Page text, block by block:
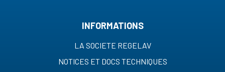
INFORMATIONS
LA SOCIETE REGELAV
NOTICES ET DOCS TECHNIQUES